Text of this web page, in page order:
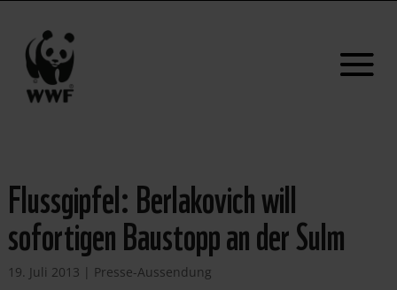
Flussgipfel: Berlakovich will
sofortigen Baustopp an der Sulm
19. Juli 2013 | Presse-Aussendung